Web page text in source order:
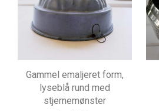
Gammel emaljeret form,
lyseblå rund med
stjernemønster